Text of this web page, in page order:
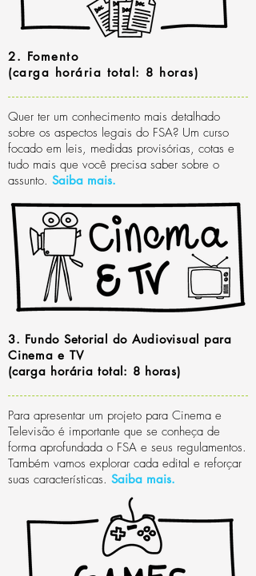
2. Fomento
(carga horária total: 8 horas)
Quer ter um conhecimento mais detalhado
sobre os aspectos legais do FSA? Um curso
focado em leis, medidas provisórias, cotas e
tudo mais que você precisa saber sobre o
assunto. Saiba mais.
3. Fundo Setorial do Audiovisual para
Cinema e TV
(carga horária total: 8 horas)
Para apresentar um projeto para Cinema e
Televisão é importante que se conheça de
forma aprofundada o FSA e seus regulamentos.
Também vamos explorar cada edital e reforçar
suas características. Saiba mais.